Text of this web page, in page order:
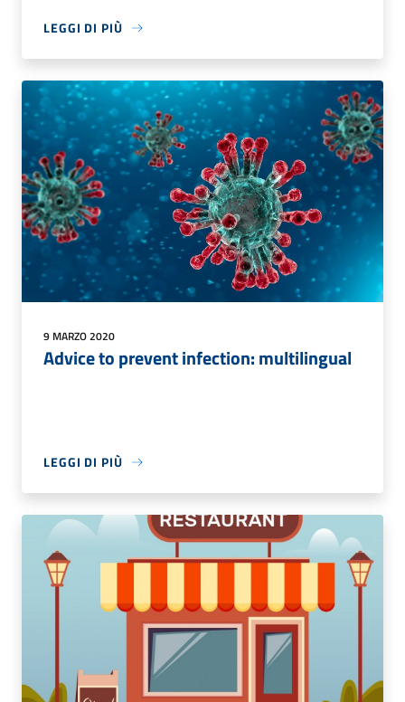
LEGGI DI PIÙ
9 MARZO 2020
Advice to prevent infection: multilingual
LEGGI DI PIÙ